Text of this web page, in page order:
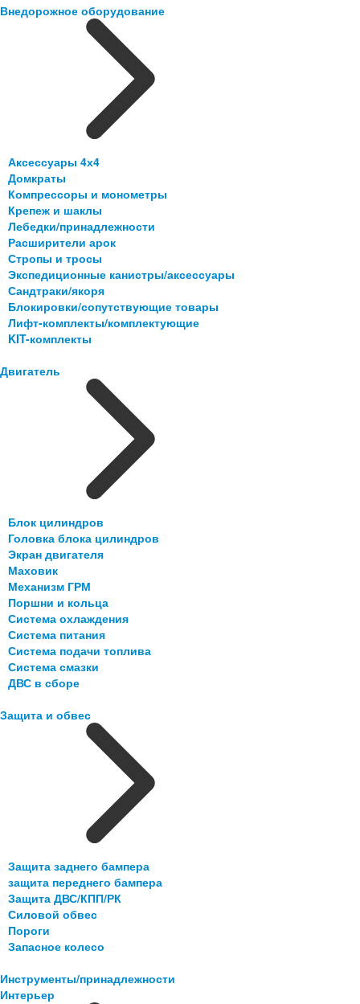
Внедорожное оборудование
Аксессуары 4х4
Домкраты
Компрессоры и монометры
Крепеж и шаклы
Лебедки/принадлежности
Расширители арок
Стропы и тросы
Экспедиционные канистры/аксессуары
Сандтраки/якоря
Блокировки/сопутствующие товары
Лифт-комплекты/комплектующие
KIT-комплекты
Двигатель
Блок цилиндров
Головка блока цилиндров
Экран двигателя
Маховик
Механизм ГРМ
Поршни и кольца
Система охлаждения
Система питания
Система подачи топлива
Система смазки
ДВС в сборе
Защита и обвес
Защита заднего бампера
защита переднего бампера
Защита ДВС/КПП/РК
Силовой обвес
Пороги
Запасное колесо
Инструменты/принадлежности
Интерьер